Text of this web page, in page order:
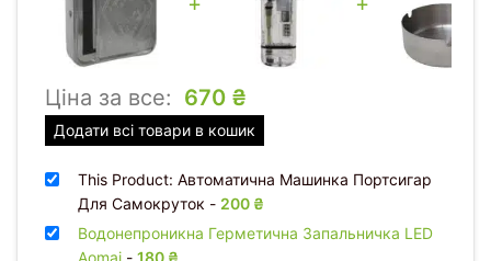
Ціна за все: 670 ₴
Додати всі товари в кошик
This Product: Автоматична Машинка Портсигар
Для Самокруток - 200 ₴
Водонепроникна Герметична Запальничка LED
Aomai - 180 ₴